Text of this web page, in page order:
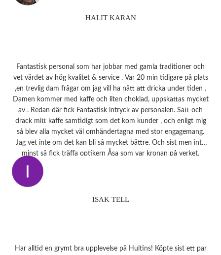
HALIT KARAN
Fantastisk personal som har jobbar med gamla traditioner och
vet värdet av hög kvalitet & service . Var 20 min tidigare på plats
,en trevlig dam frågar om jag vill ha nått att dricka under tiden .
Damen kommer med kaffe och liten choklad, uppskattas mycket
av . Redan där fick Fantastisk intryck av personalen. Satt och
drack mitt kaffe samtidigt som det kom kunder , och enligt mig
så blev alla mycket väl omhändertagna med stor engagemang.
Jag vet inte om det kan bli så mycket bättre. Och sist men inte
minst så fick träffa optikern Åsa som var kronan på verket.
ISAK TELL
Har alltid en grymt bra upplevelse på Hultins! Köpte sist ett par